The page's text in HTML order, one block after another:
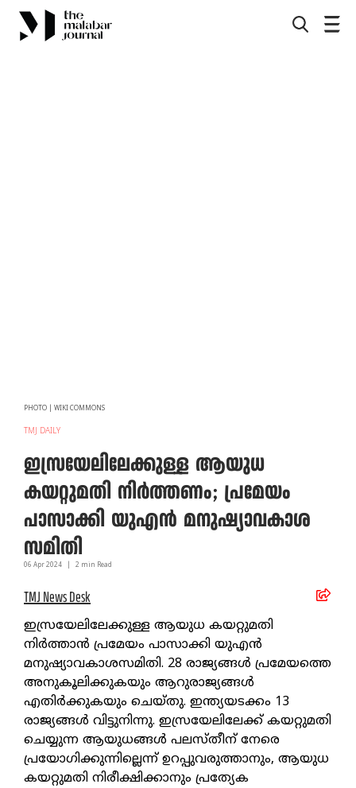
PHOTO | WIKI COMMONS
TMJ DAILY
ഇസ്രയേലിലേക്കുള്ള ആയുധ
കയറ്റുമതി നിര്‍ത്തണം; പ്രമേയം
പാസാക്കി യുഎന്‍ മനുഷ്യാവകാശ
സമിതി
06 Apr 2024 2 min Read
TMJ News Desk
ഇസ്രയേലിലേക്കുള്ള ആയുധ കയറ്റുമതി
നിര്‍ത്താന്‍ പ്രമേയം പാസാക്കി യുഎന്‍
മനുഷ്യാവകാശസമിതി. 28 രാജ്യങ്ങള്‍ പ്രമേയത്തെ
അനുകൂലിക്കുകയും ആറുരാജ്യങ്ങള്‍
എതിര്‍ക്കുകയും ചെയ്തു. ഇന്ത്യയടക്കം 13
രാജ്യങ്ങള്‍ വിട്ടുനിന്നു. ഇസ്രയേലിലേക്ക് കയറ്റുമതി
ചെയ്യുന്ന ആയുധങ്ങള്‍ പലസ്തീന് നേരെ
പ്രയോഗിക്കുന്നില്ലെന്ന് ഉറപ്പുവരുത്താനും, ആയുധ
കയറ്റുമതി നിരീക്ഷിക്കാനും പ്രത്യേക